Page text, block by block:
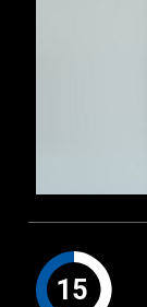
15